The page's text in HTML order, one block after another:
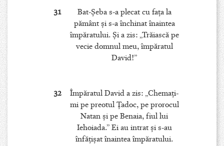
31
Bat-Şeba s-a plecat cu faţa la
pământ şi s-a închinat înaintea
împăratului. Şi a zis: „Trăiască pe
vecie domnul meu, împăratul
David!”
32
Împăratul David a zis: „Chemaţi-
mi pe preotul Ţadoc, pe prorocul
Natan şi pe Benaia, fiul lui
Iehoiada.” Ei au intrat şi s-au
înfăţişat înaintea împăratului.